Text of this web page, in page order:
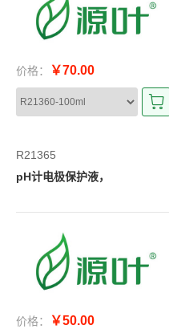
价格： ￥70.00
R21365
pH计电极保护液，
价格： ￥50.00